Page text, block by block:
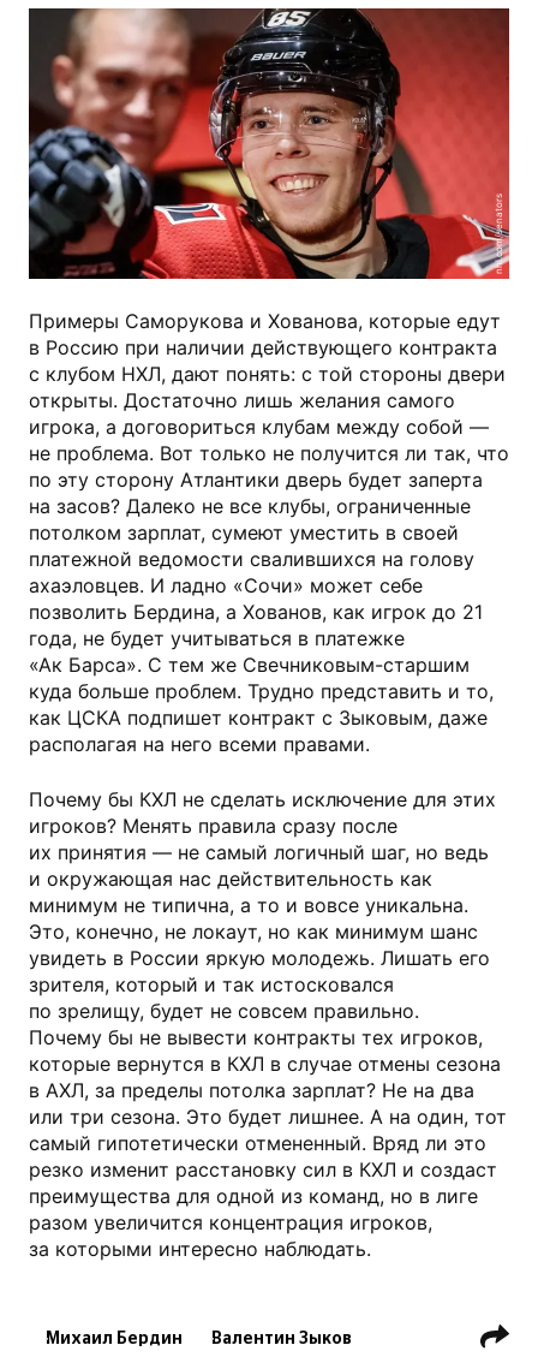
nhl.com/senators
Примеры Саморукова и Хованова, которые едут
в Россию при наличии действующего контракта
с клубом НХЛ, дают понять: с той стороны двери
открыты. Достаточно лишь желания самого
игрока, а договориться клубам между собой —
не проблема. Вот только не получится ли так, что
по эту сторону Атлантики дверь будет заперта
на засов? Далеко не все клубы, ограниченные
потолком зарплат, сумеют уместить в своей
платежной ведомости свалившихся на голову
ахаэловцев. И ладно «Сочи» может себе
позволить Бердина, а Хованов, как игрок до 21
года, не будет учитываться в платежке
«Ак Барса». С тем же Свечниковым-старшим
куда больше проблем. Трудно представить и то,
как ЦСКА подпишет контракт с Зыковым, даже
располагая на него всеми правами.
Почему бы КХЛ не сделать исключение для этих
игроков? Менять правила сразу после
их принятия — не самый логичный шаг, но ведь
и окружающая нас действительность как
минимум не типична, а то и вовсе уникальна.
Это, конечно, не локаут, но как минимум шанс
увидеть в России яркую молодежь. Лишать его
зрителя, который и так истосковался
по зрелищу, будет не совсем правильно.
Почему бы не вывести контракты тех игроков,
которые вернутся в КХЛ в случае отмены сезона
в АХЛ, за пределы потолка зарплат? Не на два
или три сезона. Это будет лишнее. А на один, тот
самый гипотетически отмененный. Вряд ли это
резко изменит расстановку сил в КХЛ и создаст
преимущества для одной из команд, но в лиге
разом увеличится концентрация игроков,
за которыми интересно наблюдать.
Михаил Бердин Валентин Зыков